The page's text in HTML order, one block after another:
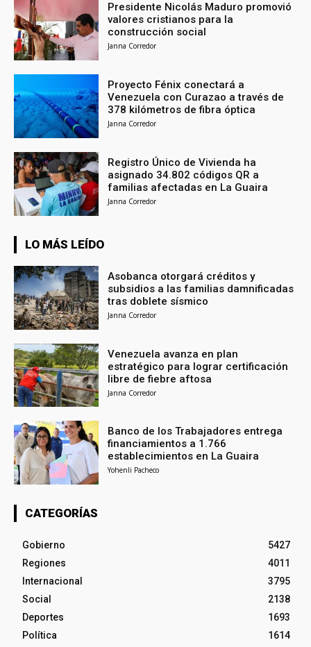
Presidente Nicolás Maduro promovió
valores cristianos para la
construcción social
Janna Corredor
Proyecto Fénix conectará a
Venezuela con Curazao a través de
378 kilómetros de fibra óptica
Janna Corredor
Registro Único de Vivienda ha
asignado 34.802 códigos QR a
familias afectadas en La Guaira
Janna Corredor
LO MÁS LEÍDO
Asobanca otorgará créditos y
subsidios a las familias damnificadas
tras doblete sísmico
Janna Corredor
Venezuela avanza en plan
estratégico para lograr certificación
libre de fiebre aftosa
Janna Corredor
Banco de los Trabajadores entrega
financiamientos a 1.766
establecimientos en La Guaira
Yohenli Pacheco
CATEGORÍAS
Gobierno
5427
Regiones
4011
Internacional
3795
Social
2138
Deportes
1693
Política
1614